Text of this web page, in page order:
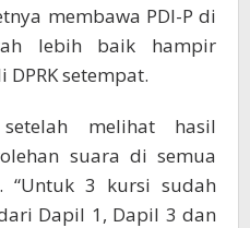
membawa PDI-P di
lebih baik hampir
setempat.
melihat hasil
suara di semua
“Untuk 3 kursi sudah
Dapil 1, Dapil 3 dan